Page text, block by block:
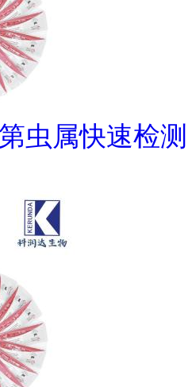
虫属快速检测